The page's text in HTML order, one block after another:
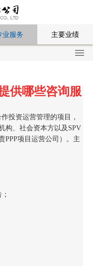
业服务 主要业绩
供哪些咨询服
投资运营管理的项目，
构、社会资本方以及SPV
PPP项目运营公司）。主